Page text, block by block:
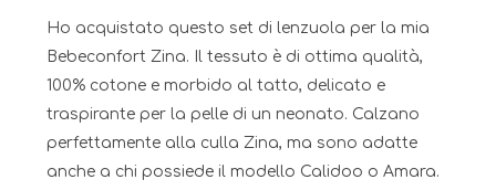
Ho acquistato questo set di lenzuola per la mia
Bebeconfort Zina. Il tessuto è di ottima qualità,
100% cotone e morbido al tatto, delicato e
traspirante per la pelle di un neonato. Calzano
perfettamente alla culla Zina, ma sono adatte
anche a chi possiede il modello Calidoo o Amara.